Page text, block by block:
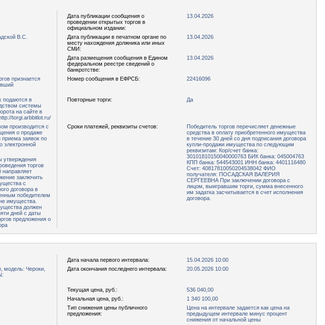
Дата публикации сообщения о
проведении открытых торгов в
официальном издании:
13.04.2026
В.С.
Дата публикации в печатном органе по
месту нахождения должника или иных
СМИ:
13.04.2026
Дата размещения сообщения в Едином
федеральном реестре сведений о
банкротстве:
13.04.2026
признается
Номер сообщения в ЕФРСБ: 22416096
подаются в
системы
на сайте в
torgi.arbbitlot.ru/
Повторные торги: Да
производится с
о продаже
заявок по
электронной
Сроки платежей, реквизиты счетов:
Победитель торгов перечисляет денежные
средства в оплату приобретенного имущества
в течение 30 дней со дня подписания договора
купли-продажи имущества по следующим
реквизитам: Кор/счет банка:
30101810150040000763 БИК банка: 045004763
КПП банка: 544543001 ИНН банка: 4401116480
Счет: 40817810050204538042 ФИО
получателя: ПОСАДСКАЯ ВАЛЕРИЯ
СЕРГЕЕВНА При заключении договора с
лицом, выигравшим торги, сумма внесенного
им задатка засчитывается в счет исполнения
договора.
утверждения
торгов
заключить
с
договора в
победителем
имущества.
должен
дней с даты
предложения о
Дата начала первого интервала:
15.04.2026 10:00
модель: Чероки,
Дата окончания последнего интервала: 20.05.2026 10:00
Текущая цена, руб.:
536 040,00
Начальная цена, руб.:
1 340 100,00
Тип снижения цены публичного
предложения:
Цена на интервале задается как цена на
предыдущем интервале минус процент
снижения от начальной цены